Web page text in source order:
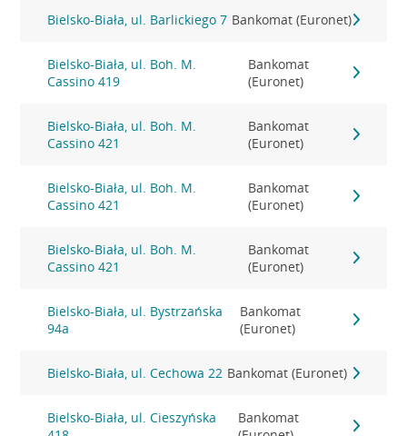
Bielsko-Biała, ul. Barlickiego 7 Bankomat (Euronet)
Bielsko-Biała, ul. Boh. M.
Cassino 419
Bankomat
(Euronet)
Bielsko-Biała, ul. Boh. M.
Cassino 421
Bankomat
(Euronet)
Bielsko-Biała, ul. Boh. M.
Cassino 421
Bankomat
(Euronet)
Bielsko-Biała, ul. Boh. M.
Cassino 421
Bankomat
(Euronet)
Bielsko-Biała, ul. Bystrzańska
94a
Bankomat
(Euronet)
Bielsko-Biała, ul. Cechowa 22 Bankomat (Euronet)
Bielsko-Biała, ul. Cieszyńska
Bankomat